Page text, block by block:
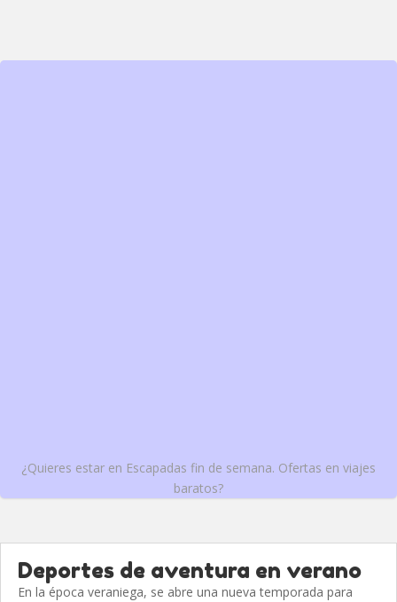
¿Quieres estar en Escapadas fin de semana. Ofertas en viajes
baratos?
Deportes de aventura en verano
En la época veraniega, se abre una nueva temporada para